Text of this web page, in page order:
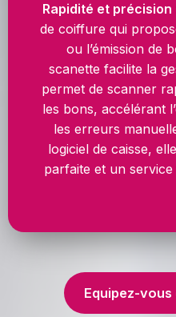
Rapidité et précision
de coiffure qui
ou l’émission de
scanette facilite la
permet de scanner
les bons, accélérant
les erreurs
logiciel de caisse,
parfaite et un
Equipez-